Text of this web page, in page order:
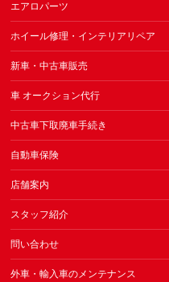
エアロパーツ
ホイール修理・インテリアリペア
新車・中古車販売
車 オークション代行
中古車下取廃車手続き
自動車保険
店舗案内
スタッフ紹介
問い合わせ
外車・輸入車のメンテナンス